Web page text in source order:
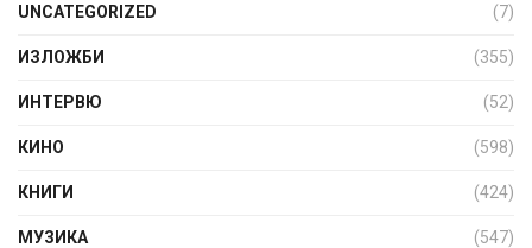
UNCATEGORIZED (7)
ИЗЛОЖБИ (355)
ИНТЕРВЮ (52)
КИНО (598)
КНИГИ (424)
МУЗИКА (547)